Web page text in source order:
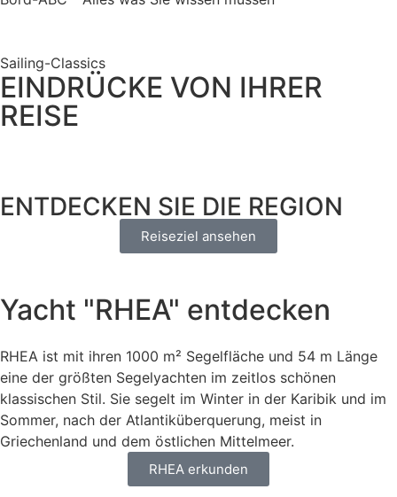
Sailing-Classics
EINDRÜCKE VON IHRER
REISE
ENTDECKEN SIE DIE REGION
Reiseziel ansehen
Yacht "RHEA" entdecken
RHEA ist mit ihren 1000 m² Segelfläche und 54 m Länge
eine der größten Segelyachten im zeitlos schönen
klassischen Stil. Sie segelt im Winter in der Karibik und im
Sommer, nach der Atlantiküberquerung, meist in
Griechenland und dem östlichen Mittelmeer.
RHEA erkunden